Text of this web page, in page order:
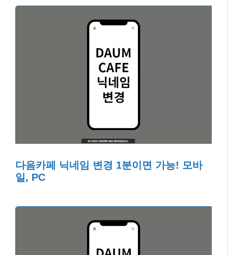
다음카페 닉네임 변경 1분이면 가능! 모바
일, PC